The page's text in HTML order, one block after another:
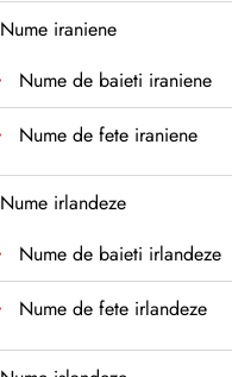
Nume iraniene
Nume de baieti iraniene
Nume de fete iraniene
Nume irlandeze
Nume de baieti irlandeze
Nume de fete irlandeze